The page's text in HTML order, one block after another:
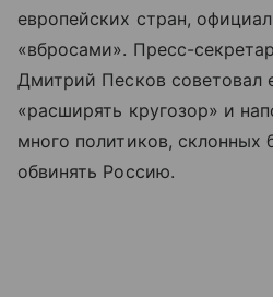
европейских стран,
«вбросами». Пресс-
Дмитрий Песков советовал
«расширять кругозор» и
много политиков, склонных
обвинять Россию.